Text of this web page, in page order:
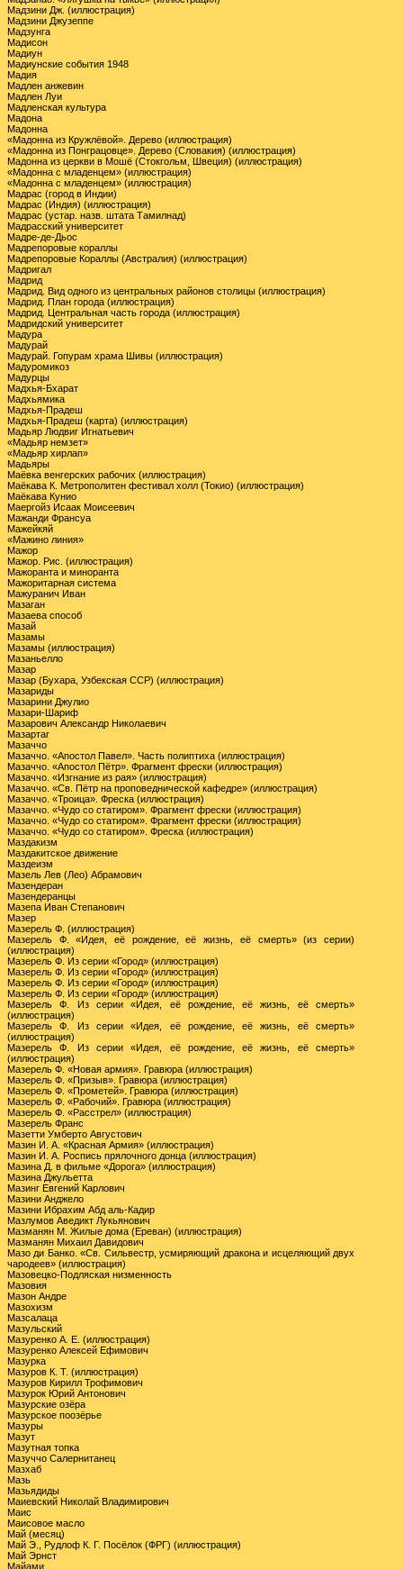
Мадзини Дж. (иллюстрация)
Мадзини Джузеппе
Мадзунга
Мадисон
Мадиун
Мадиунские события 1948
Мадия
Мадлен анжевин
Мадлен Луи
Мадленская культура
Мадона
Мадонна
«Мадонна из Кружлёвой». Дерево (иллюстрация)
«Мадонна из Понграцовце». Дерево (Словакия) (иллюстрация)
Мадонна из церкви в Мошё (Стокгольм, Швеция) (иллюстрация)
«Мадонна с младенцем» (иллюстрация)
«Мадонна с младенцем» (иллюстрация)
Мадрас (город в Индии)
Мадрас (Индия) (иллюстрация)
Мадрас (устар. назв. штата Тамилнад)
Мадрасский университет
Мадре-де-Дьос
Мадрепоровые кораллы
Мадрепоровые Кораллы (Австралия) (иллюстрация)
Мадригал
Мадрид
Мадрид. Вид одного из центральных районов столицы (иллюстрация)
Мадрид. План города (иллюстрация)
Мадрид. Центральная часть города (иллюстрация)
Мадридский университет
Мадура
Мадурай
Мадурай. Гопурам храма Шивы (иллюстрация)
Мадуромикоз
Мадурцы
Мадхья-Бхарат
Мадхьямика
Мадхья-Прадеш
Мадхья-Прадеш (карта) (иллюстрация)
Мадьяр Людвиг Игнатьевич
«Мадьяр немзет»
«Мадьяр хирлап»
Мадьяры
Маёвка венгерских рабочих (иллюстрация)
Маёкава К. Метрополитен фестивал холл (Токио) (иллюстрация)
Маёкава Кунио
Маергойз Исаак Моисеевич
Мажанди Франсуа
Мажейкяй
«Мажино линия»
Мажор
Мажор. Рис. (иллюстрация)
Мажоранта и миноранта
Мажоритарная система
Мажуранич Иван
Мазаган
Мазаева способ
Мазай
Мазамы
Мазамы (иллюстрация)
Мазаньелло
Мазар
Мазар (Бухара, Узбекская ССР) (иллюстрация)
Мазариды
Мазарини Джулио
Мазари-Шариф
Мазарович Александр Николаевич
Мазартаг
Мазаччо
Мазаччо. «Апостол Павел». Часть полиптиха (иллюстрация)
Мазаччо. «Апостол Пётр». Фрагмент фрески (иллюстрация)
Мазаччо. «Изгнание из рая» (иллюстрация)
Мазаччо. «Св. Пётр на проповеднической кафедре» (иллюстрация)
Мазаччо. «Троица». Фреска (иллюстрация)
Мазаччо. «Чудо со статиром». Фрагмент фрески (иллюстрация)
Мазаччо. «Чудо со статиром». Фрагмент фрески (иллюстрация)
Мазаччо. «Чудо со статиром». Фреска (иллюстрация)
Маздакизм
Маздакитское движение
Маздеизм
Мазель Лев (Лео) Абрамович
Мазендеран
Мазендеранцы
Мазепа Иван Степанович
Мазер
Мазерель Ф. (иллюстрация)
Мазерель Ф. «Идея, её рождение, её жизнь, её смерть» (из серии)
(иллюстрация)
Мазерель Ф. Из серии «Город» (иллюстрация)
Мазерель Ф. Из серии «Город» (иллюстрация)
Мазерель Ф. Из серии «Город» (иллюстрация)
Мазерель Ф. Из серии «Город» (иллюстрация)
Мазерель Ф. Из серии «Идея, её рождение, её жизнь, её смерть»
(иллюстрация)
Мазерель Ф. Из серии «Идея, её рождение, её жизнь, её смерть»
(иллюстрация)
Мазерель Ф. Из серии «Идея, её рождение, её жизнь, её смерть»
(иллюстрация)
Мазерель Ф. «Новая армия». Гравюра (иллюстрация)
Мазерель Ф. «Призыв». Гравюра (иллюстрация)
Мазерель Ф. «Прометей». Гравюра (иллюстрация)
Мазерель Ф. «Рабочий». Гравюра (иллюстрация)
Мазерель Ф. «Расстрел» (иллюстрация)
Мазерель Франс
Мазетти Умберто Августович
Мазин И. А. «Красная Армия» (иллюстрация)
Мазин И. А. Роспись прялочного донца (иллюстрация)
Мазина Д. в фильме «Дорога» (иллюстрация)
Мазина Джульетта
Мазинг Евгений Карлович
Мазини Анджело
Мазини Ибрахим Абд аль-Кадир
Мазлумов Аведикт Лукьянович
Мазманян М. Жилые дома (Ереван) (иллюстрация)
Мазманян Михаил Давидович
Мазо ди Банко. «Св. Сильвестр, усмиряющий дракона и исцеляющий двух
чародеев» (иллюстрация)
Мазовецко-Подляская низменность
Мазовия
Мазон Андре
Мазохизм
Мазсалаца
Мазульский
Мазуренко А. Е. (иллюстрация)
Мазуренко Алексей Ефимович
Мазурка
Мазуров К. Т. (иллюстрация)
Мазуров Кирилл Трофимович
Мазурок Юрий Антонович
Мазурские озёра
Мазурское поозёрье
Мазуры
Мазут
Мазутная топка
Мазуччо Салернитанец
Мазхаб
Мазь
Мазьядиды
Маиевский Николай Владимирович
Маис
Маисовое масло
Май (месяц)
Май Э., Рудлоф К. Г. Посёлок (ФРГ) (иллюстрация)
Май Эрнст
Майами